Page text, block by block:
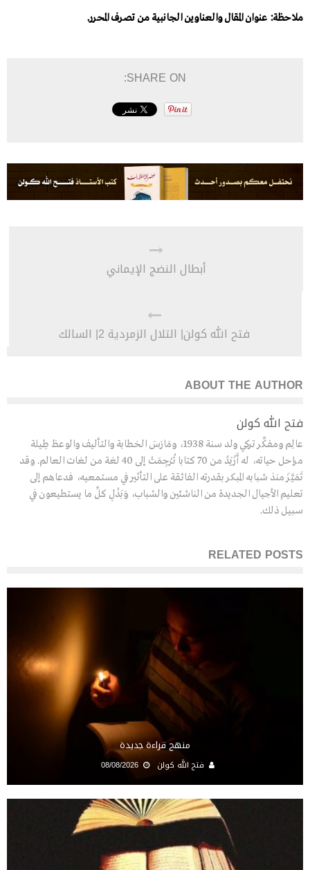
ملاحظة: عنوان المقال والعناوين الجانبية من تصرف المحرر.
SHARE ON:
أبطال النضج الإيماني
فتح الله كولن| التلال الزمردية 2| السالك
ABOUT THE AUTHOR
فتح الله كولن
عالِم ومفكِّر تركي ولد سنة 1938، ومَارَسَ الخطابة والتأليف والوعظ طِيلة
مراحل حياته، له أَزْيَدُ من 70 كتابا تُرْجِمَتْ إلى 40 لغة من لغات العالم. وقد
تَمَيَّزَ منذ شبابه المبكر بقدرته الفائقة على التأثير في مستمعيه، فدعاهم إلى
تعليم الأجيال الجديدة من الناشئين والشباب، وَبَذْلِ كلِّ ما يستطيعون في
سبيل ذلك.
RELATED POSTS
منهج قراءة جديدة
فتح الله كولن 08/08/2026